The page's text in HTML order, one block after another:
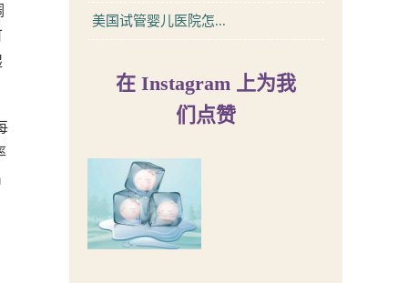
美国试管婴儿医院怎...
在 Instagram 上为我
们点赞